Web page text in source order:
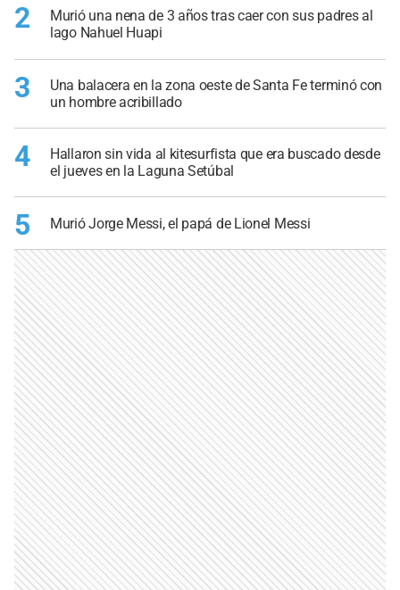
2
Murió una nena de 3 años tras caer con sus padres al
lago Nahuel Huapi
3
Una balacera en la zona oeste de Santa Fe terminó con
un hombre acribillado
4
Hallaron sin vida al kitesurfista que era buscado desde
el jueves en la Laguna Setúbal
5 Murió Jorge Messi, el papá de Lionel Messi